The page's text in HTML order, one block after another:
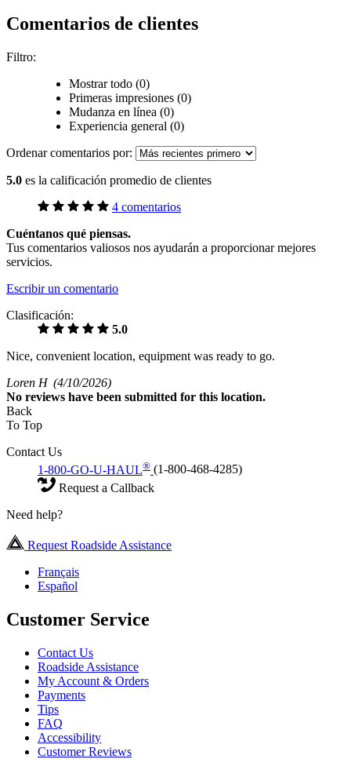
Comentarios de clientes
Filtro:
Mostrar todo (0)
Primeras impresiones (0)
Mudanza en línea (0)
Experiencia general (0)
Ordenar comentarios por:
5.0 es la calificación promedio de clientes
4 comentarios
Cuéntanos qué piensas.
Tus comentarios valiosos nos ayudarán a proporcionar mejores
servicios.
Escribir un comentario
Clasificación:
5.0
Nice, convenient location, equipment was ready to go.
Loren H (4/10/2026)
No reviews have been submitted for this location.
Back
To Top
Contact Us
1-800-GO-U-HAUL® (1-800-468-4285)
Request a Callback
Need help?
Request Roadside Assistance
Français
Español
Customer Service
Contact Us
Roadside Assistance
My Account & Orders
Payments
Tips
FAQ
Accessibility
Customer Reviews